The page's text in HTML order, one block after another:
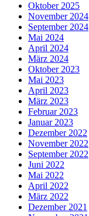
Oktober 2025
November 2024
September 2024
Mai 2024
April 2024
März 2024
Oktober 2023
Mai 2023
April 2023
März 2023
Februar 2023
Januar 2023
Dezember 2022
November 2022
September 2022
Juni 2022
Mai 2022
April 2022
März 2022
Dezember 2021